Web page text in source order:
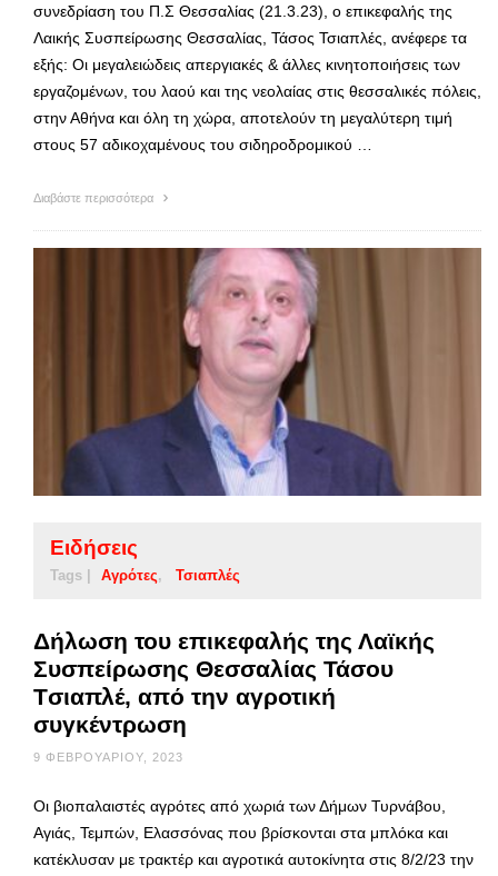
συνεδρίαση του Π.Σ Θεσσαλίας (21.3.23), ο επικεφαλής της
Λαικής Συσπείρωσης Θεσσαλίας, Τάσος Τσιαπλές, ανέφερε τα
εξής: Οι μεγαλειώδεις απεργιακές & άλλες κινητοποιήσεις των
εργαζομένων, του λαού και της νεολαίας στις θεσσαλικές πόλεις,
στην Αθήνα και όλη τη χώρα, αποτελούν τη μεγαλύτερη τιμή
στους 57 αδικοχαμένους του σιδηροδρομικού …
Διαβάστε περισσότερα
Ειδήσεις
Tags | Αγρότες Τσιαπλές
Δήλωση του επικεφαλής της Λαϊκής
Συσπείρωσης Θεσσαλίας Τάσου
Tσιαπλέ, από την αγροτική
συγκέντρωση
9 ΦΕΒΡΟΥΑΡΊΟΥ, 2023
Οι βιοπαλαιστές αγρότες από χωριά των Δήμων Τυρνάβου,
Αγιάς, Τεμπών, Ελασσόνας που βρίσκονται στα μπλόκα και
κατέκλυσαν με τρακτέρ και αγροτικά αυτοκίνητα στις 8/2/23 την